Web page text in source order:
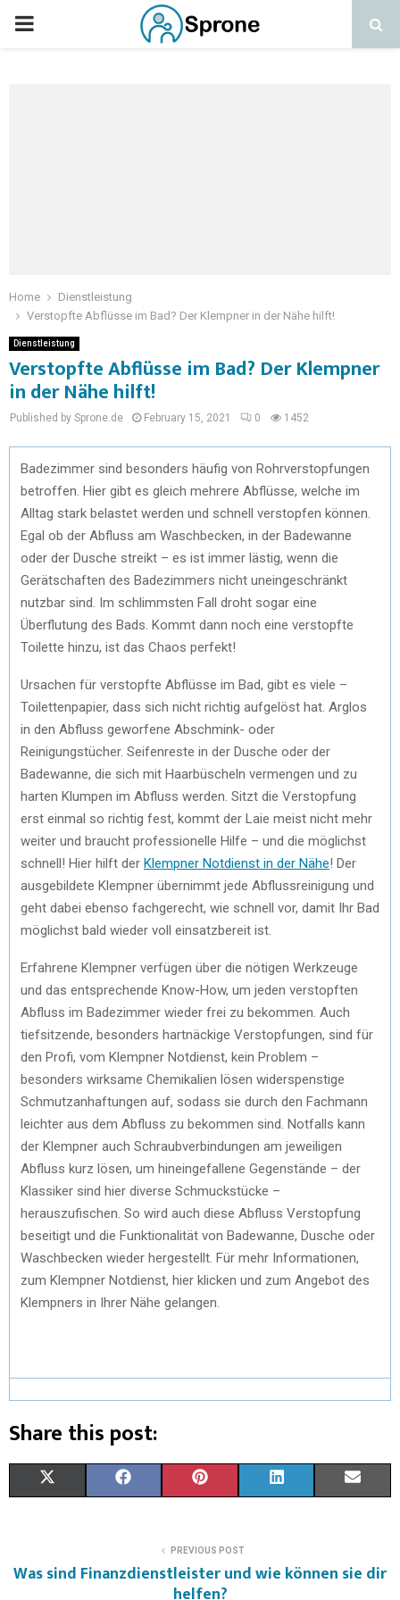
Home
Dienstleistung
Verstopfte Abflüsse im Bad? Der Klempner in der Nähe hilft!
Dienstleistung
Verstopfte Abflüsse im Bad? Der Klempner
in der Nähe hilft!
Published by Sprone.de February 15, 2021 0 1452
Badezimmer sind besonders häufig von Rohrverstopfungen
betroffen. Hier gibt es gleich mehrere Abflüsse, welche im
Alltag stark belastet werden und schnell verstopfen können.
Egal ob der Abfluss am Waschbecken, in der Badewanne
oder der Dusche streikt – es ist immer lästig, wenn die
Gerätschaften des Badezimmers nicht uneingeschränkt
nutzbar sind. Im schlimmsten Fall droht sogar eine
Überflutung des Bads. Kommt dann noch eine verstopfte
Toilette hinzu, ist das Chaos perfekt!
Ursachen für verstopfte Abflüsse im Bad, gibt es viele –
Toilettenpapier, dass sich nicht richtig aufgelöst hat. Arglos
in den Abfluss geworfene Abschmink- oder
Reinigungstücher. Seifenreste in der Dusche oder der
Badewanne, die sich mit Haarbüscheln vermengen und zu
harten Klumpen im Abfluss werden. Sitzt die Verstopfung
erst einmal so richtig fest, kommt der Laie meist nicht mehr
weiter und braucht professionelle Hilfe – und die möglichst
schnell! Hier hilft der Klempner Notdienst in der Nähe! Der
ausgebildete Klempner übernimmt jede Abflussreinigung und
geht dabei ebenso fachgerecht, wie schnell vor, damit Ihr Bad
möglichst bald wieder voll einsatzbereit ist.
Erfahrene Klempner verfügen über die nötigen Werkzeuge
und das entsprechende Know-How, um jeden verstopften
Abfluss im Badezimmer wieder frei zu bekommen. Auch
tiefsitzende, besonders hartnäckige Verstopfungen, sind für
den Profi, vom Klempner Notdienst, kein Problem –
besonders wirksame Chemikalien lösen widerspenstige
Schmutzanhaftungen auf, sodass sie durch den Fachmann
leichter aus dem Abfluss zu bekommen sind. Notfalls kann
der Klempner auch Schraubverbindungen am jeweiligen
Abfluss kurz lösen, um hineingefallene Gegenstände – der
Klassiker sind hier diverse Schmuckstücke –
herauszufischen. So wird auch diese Abfluss Verstopfung
beseitigt und die Funktionalität von Badewanne, Dusche oder
Waschbecken wieder hergestellt. Für mehr Informationen,
zum Klempner Notdienst, hier klicken und zum Angebot des
Klempners in Ihrer Nähe gelangen.
Share this post:
W E
N
T K I
PREVIOUS POST
Was sind Finanzdienstleister und wie können sie dir
helfen?